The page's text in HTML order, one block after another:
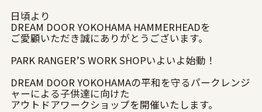
日頃より
DREAM DOOR YOKOHAMA HAMMERHEADを
ご愛顧いただき誠にありがとうございます。
PARK RANGER’S WORK SHOPいよいよ始動！
DREAM DOOR YOKOHAMAの平和を守るパークレンジ
ャーによる子供達に向けた
アウトドアワークショップを開催いたします。